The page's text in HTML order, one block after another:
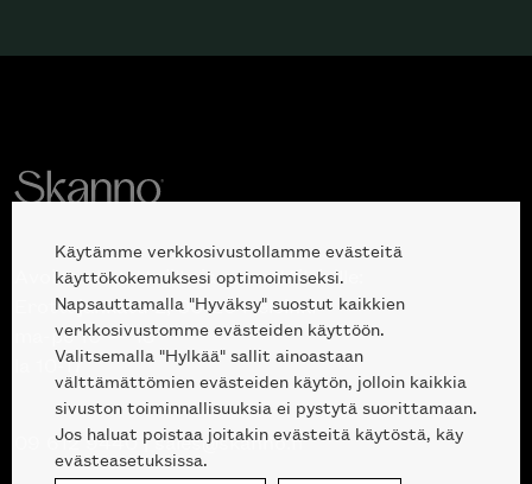
Avoinna kuluttajille ja ammattilaisille:
Erottajankatu 2, 00120 Helsinki
ma-pe 10 — 18
la 10-17
09 612 9440 |sales@skanno.fi
Käytämme verkkosivustollamme evästeitä
käyttökokemuksesi optimoimiseksi.
Napsauttamalla "Hyväksy" suostut kaikkien
verkkosivustomme evästeiden käyttöön.
Valitsemalla "Hylkää" sallit ainoastaan
välttämättömien evästeiden käytön, jolloin kaikkia
sivuston toiminnallisuuksia ei pystytä suorittamaan.
Jos haluat poistaa joitakin evästeitä käytöstä, käy
evästeasetuksissa.